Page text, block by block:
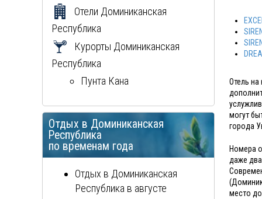
Отель
могут
города
Номера
даже
место
Отели Доминиканская
Республика
Курорты Доминиканская
Республика
Пунта Кана
Отдых в Доминиканская
Республика
по временам года
Отдых в Доминиканская
Республика в августе